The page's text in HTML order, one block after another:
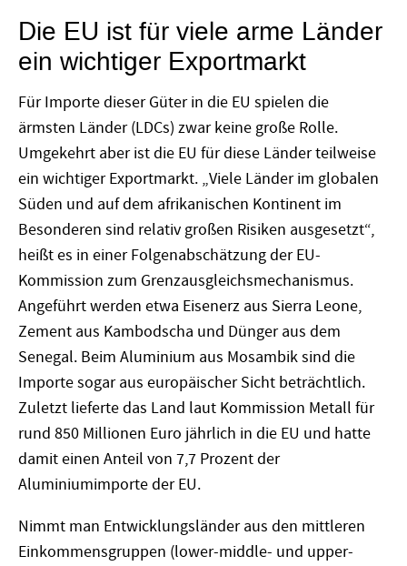
Die EU ist für viele arme Länder
ein wichtiger Exportmarkt
Für Importe dieser Güter in die EU spielen die
ärmsten Länder (LDCs) zwar keine große Rolle.
Umgekehrt aber ist die EU für diese Länder teilweise
ein wichtiger Exportmarkt. „Viele Länder im globalen
Süden und auf dem afrikanischen Kontinent im
Besonderen sind relativ großen Risiken ausgesetzt“,
heißt es in einer Folgenabschätzung der EU-
Kommission zum Grenzausgleichsmechanismus.
Angeführt werden etwa Eisenerz aus Sierra Leone,
Zement aus Kambodscha und Dünger aus dem
Senegal. Beim Aluminium aus Mosambik sind die
Importe sogar aus europäischer Sicht beträchtlich.
Zuletzt lieferte das Land laut Kommission Metall für
rund 850 Millionen Euro jährlich in die EU und hatte
damit einen Anteil von 7,7 Prozent der
Aluminiumimporte der EU.
Nimmt man Entwicklungsländer aus den mittleren
Einkommensgruppen (lower-middle- und upper-